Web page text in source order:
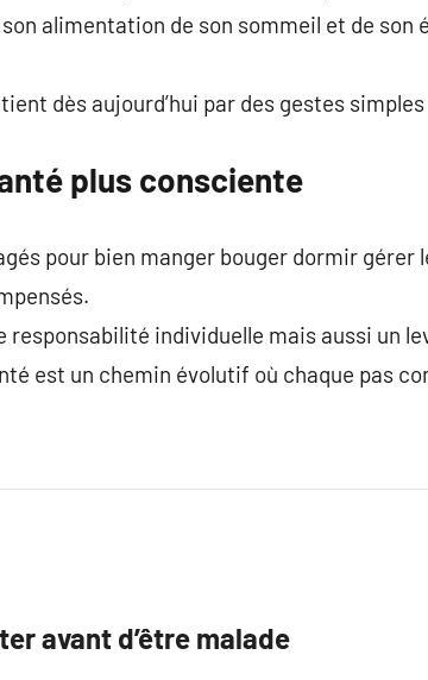
alimentation de son sommeil et de
dès aujourd’hui par des gestes
plus consciente
pour bien manger bouger dormir
responsabilité individuelle mais aussi un
est un chemin évolutif où chaque pas
avant d’être malade